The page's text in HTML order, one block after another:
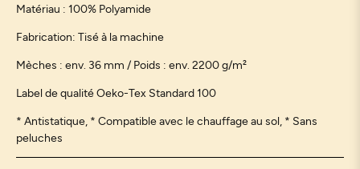
Matériau : 100% Polyamide
Fabrication: Tisé à la machine
Mèches : env. 36 mm / Poids : env. 2200 g/m²
Label de qualité Oeko-Tex Standard 100
* Antistatique, * Compatible avec le chauffage au sol, * Sans
peluches